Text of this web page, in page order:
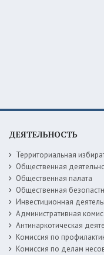
ДЕЯТЕЛЬНОСТЬ
Территориальная избирательная
Общественная
Общественная палата
Общественная
Инвестиционная
Административная
Антинаркотическая
Комиссия по профилактике
Комиссия по делам